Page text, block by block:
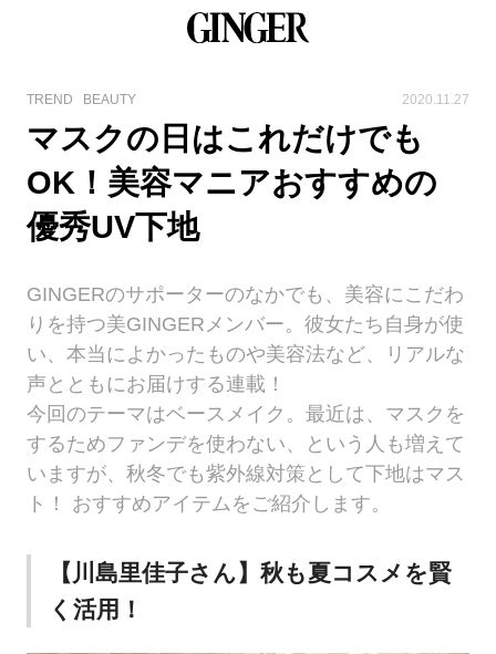
TREND BEAUTY 2020.11.27
マスクの日はこれだけでも
OK！美容マニアおすすめの
優秀UV下地
GINGERのサポーターのなかでも、美容にこだわ
りを持つ美GINGERメンバー。彼女たち自身が使
い、本当によかったものや美容法など、リアルな
声とともにお届けする連載！
今回のテーマはベースメイク。最近は、マスクを
するためファンデを使わない、という人も増えて
いますが、秋冬でも紫外線対策として下地はマス
ト！ おすすめアイテムをご紹介します。
【川島里佳子さん】秋も夏コスメを賢
く活用！